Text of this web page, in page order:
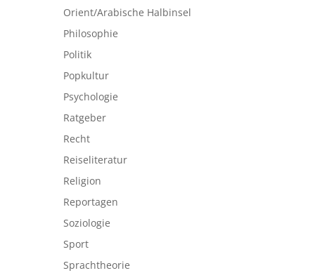
Orient/Arabische Halbinsel
Philosophie
Politik
Popkultur
Psychologie
Ratgeber
Recht
Reiseliteratur
Religion
Reportagen
Soziologie
Sport
Sprachtheorie